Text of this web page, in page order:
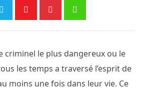
criminel le plus dangereux ou le
les temps a traversé l’esprit de
moins une fois dans leur vie. Ce